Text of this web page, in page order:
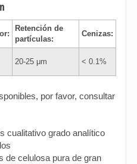
Retención de
partículas:
Cenizas:
20-25 μm < 0.1%
por favor, consultar
cualitativo grado analítico
de celulosa pura de gran